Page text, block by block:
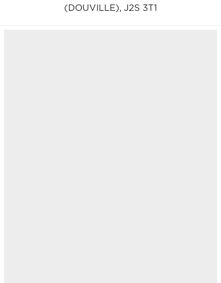
(DOUVILLE), J2S 3T1